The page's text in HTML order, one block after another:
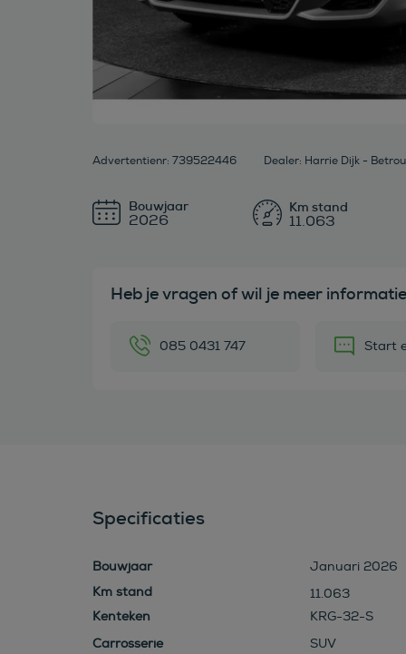
Advertentienr: 739522446
Bouwjaar
2026 11.063
Heb je vragen of wil je meer
085 0431 747 Start
Specificaties
Bouwjaar
Januari 2026
11.063
Kenteken
KRG-32-S
Carrosserie
SUV